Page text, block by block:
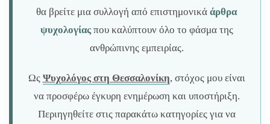
θα βρείτε μια συλλογή από επιστημονικά άρθρα
ψυχολογίαςπου καλύπτουν όλο το φάσμα της
ανθρώπινης εμπειρίας.
Ως Ψυχολόγος στη Θεσσαλονίκη, στόχος μου είναι
να προσφέρω έγκυρη ενημέρωση και υποστήριξη.
Περιηγηθείτε στις παρακάτω κατηγορίες για να